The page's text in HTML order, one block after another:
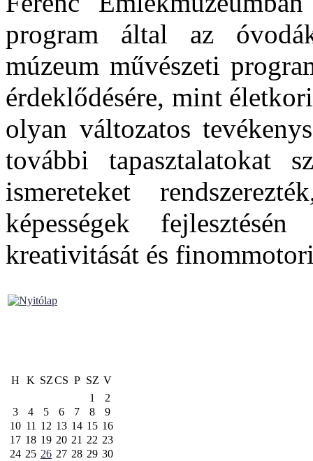
program által az
múzeum művészeti
érdeklődésére, mint
olyan változatos
további tapasztalatokat
ismereteket
képességek
kreativitását és
H K SZCS P SZ V
1
2
3
4 5 6 7 8
9
10 11 12 13 14 15 16
17 18 19 20 21 22 23
24 25 26 27 28 29 30